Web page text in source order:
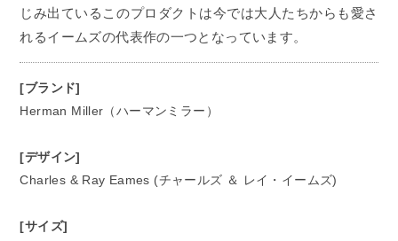
じみ出ているこのプロダクトは今では大人たちからも愛さ
れるイームズの代表作の一つとなっています。
[ブランド]
Herman Miller（ハーマンミラー）
[デザイン]
Charles & Ray Eames (チャールズ ＆ レイ・イームズ)
[サイズ]